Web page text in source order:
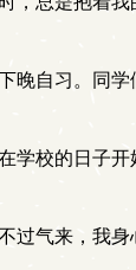
自习。同学
校的日子开
气来，我身